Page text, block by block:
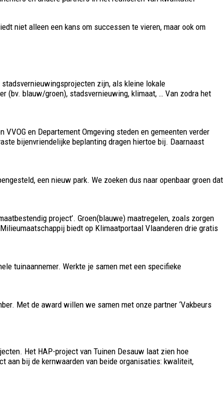
niet alleen een kans om successen te vieren, maar ook om
zijn, als kleine lokale
(bv. blauw/groen), stadsvernieuwing, klimaat, … Van zodra het
en Departement Omgeving steden en gemeenten verder
bijenvriendelijke beplanting dragen hiertoe bij. Daarnaast
een nieuw park. We zoeken dus naar openbaar groen dat
project’. Groen(blauwe) maatregelen, zoals zorgen
biedt op Klimaatportaal Vlaanderen drie gratis
tuinaannemer. Werkte je samen met een specifieke
Met de award willen we samen met onze partner ‘Vakbeurs
Het HAP-project van Tuinen Desauw laat zien hoe
aan bij de kernwaarden van beide organisaties: kwaliteit,